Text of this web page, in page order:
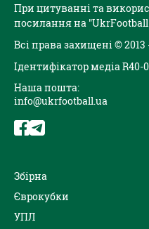
При цитуванні та
посилання на
Всі права захищені ©
Ідентифікатор медіа R40-
Наша пошта:
info@ukrfootball.ua
Збірна
Єврокубки
УПЛ